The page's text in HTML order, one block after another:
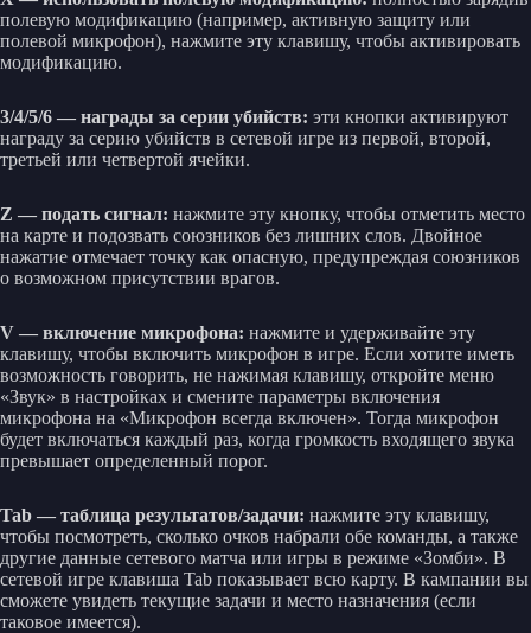
полевую модификацию (например, активную защиту или
полевой микрофон), нажмите эту клавишу, чтобы активировать
модификацию.
3/4/5/6 — награды за серии убийств: эти кнопки активируют
награду за серию убийств в сетевой игре из первой, второй,
третьей или четвертой ячейки.
Z — подать сигнал: нажмите эту кнопку, чтобы отметить место
на карте и подозвать союзников без лишних слов. Двойное
нажатие отмечает точку как опасную, предупреждая союзников
о возможном присутствии врагов.
V — включение микрофона: нажмите и удерживайте эту
клавишу, чтобы включить микрофон в игре. Если хотите иметь
возможность говорить, не нажимая клавишу, откройте меню
«Звук» в настройках и смените параметры включения
микрофона на «Микрофон всегда включен». Тогда микрофон
будет включаться каждый раз, когда громкость входящего звука
превышает определенный порог.
Tab — таблица результатов/задачи: нажмите эту клавишу,
чтобы посмотреть, сколько очков набрали обе команды, а также
другие данные сетевого матча или игры в режиме «Зомби». В
сетевой игре клавиша Tab показывает всю карту. В кампании вы
сможете увидеть текущие задачи и место назначения (если
таковое имеется).